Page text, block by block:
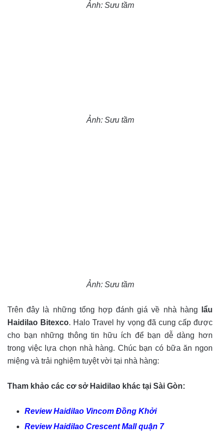
Ảnh: Sưu tầm
Ảnh: Sưu tầm
Ảnh: Sưu tầm
Trên đây là những tổng hợp đánh giá về nhà hàng lẩu
Haidilao Bitexco. Halo Travel hy vọng đã cung cấp được
cho bạn những thông tin hữu ích để bạn dễ dàng hơn
trong việc lựa chọn nhà hàng. Chúc bạn có bữa ăn ngon
miệng và trải nghiệm tuyệt vời tại nhà hàng:
Tham khảo các cơ sở Haidilao khác tại Sài Gòn:
Review Haidilao Vincom Đồng Khởi
Review Haidilao Crescent Mall quận 7